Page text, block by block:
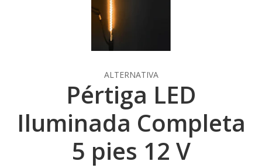
ALTERNATIVA
Pértiga LED
Iluminada Completa
5 pies 12 V